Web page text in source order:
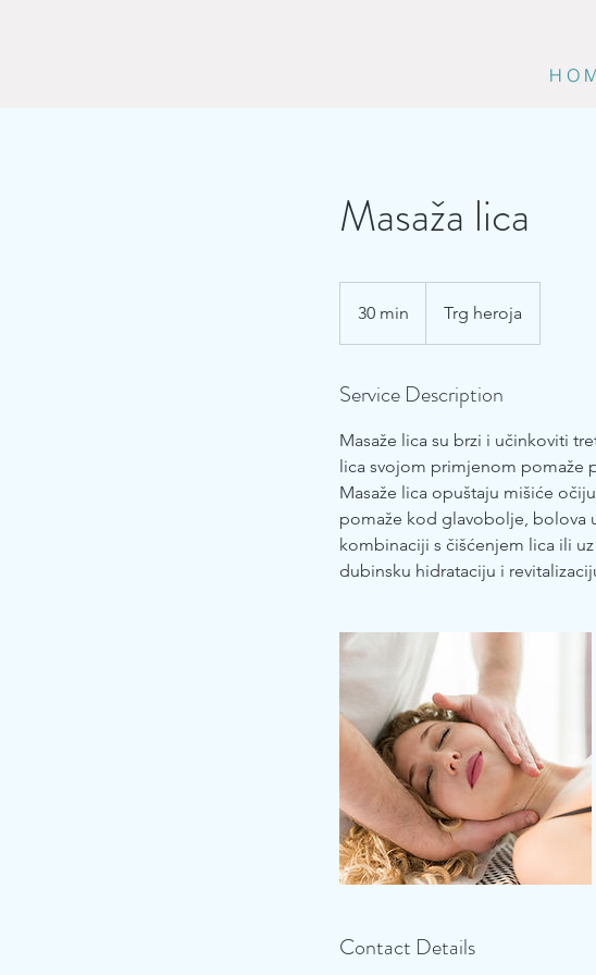
H O
Masaža lica
30 min
0
i
Trg heroja
Service Description
Masaže lica su brzi i učinkoviti
lica svojom primjenom pomaže
Masaže lica opuštaju mišiće
pomaže kod glavobolje, bolova
kombinaciji s čišćenjem lica ili
dubinsku hidrataciju i
Contact Details